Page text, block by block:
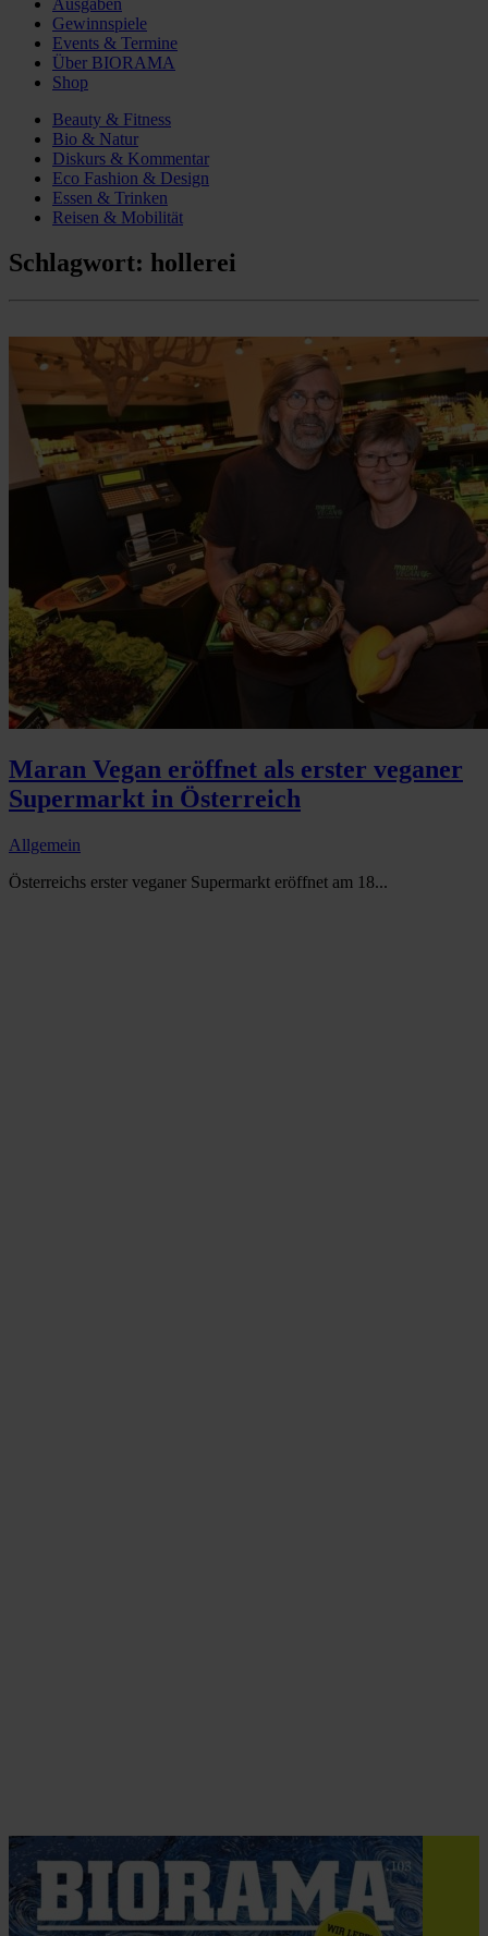
Gewinnspiele
Events & Termine
Über BIORAMA
Shop
Beauty & Fitness
Bio & Natur
Diskurs & Kommentar
Eco Fashion & Design
Essen & Trinken
Reisen & Mobilität
Schlagwort: hollerei
Maran Vegan eröffnet als erster veganer
Supermarkt in Österreich
Allgemein
Österreichs erster veganer Supermarkt eröffnet am 18...